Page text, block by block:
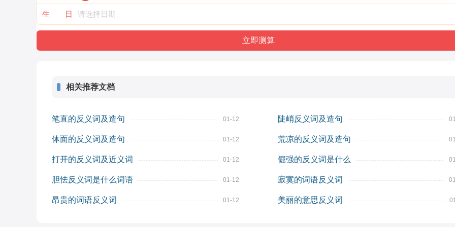
生 日
相关推荐文档
笔直的反义词及造句 01-12 陡峭反义词及造句
体面的反义词及造句 01-12 荒凉的反义词及造句
打开的反义词及近义词 01-12 倔强的反义词是什么
胆怯反义词是什么词语 01-12 寂寞的词语反义词
昂贵的词语反义词 01-12 美丽的意思反义词